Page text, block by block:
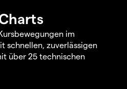
im
schnellen, zuverlässigen
über 25 technischen